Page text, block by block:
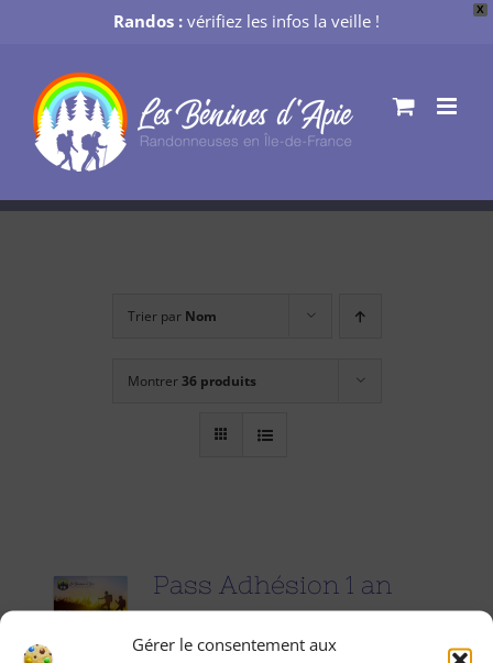
X
Randos : vérifiez les infos la veille !
Gérer le consentement aux
contenu
Trier par Nom
Montrer36 produits
Pass Adhésion 1 an
25.00€ pour 1 an